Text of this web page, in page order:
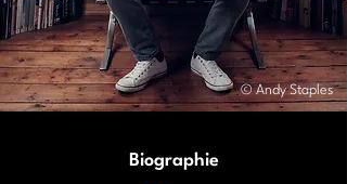
© Andy Staples
Biographie